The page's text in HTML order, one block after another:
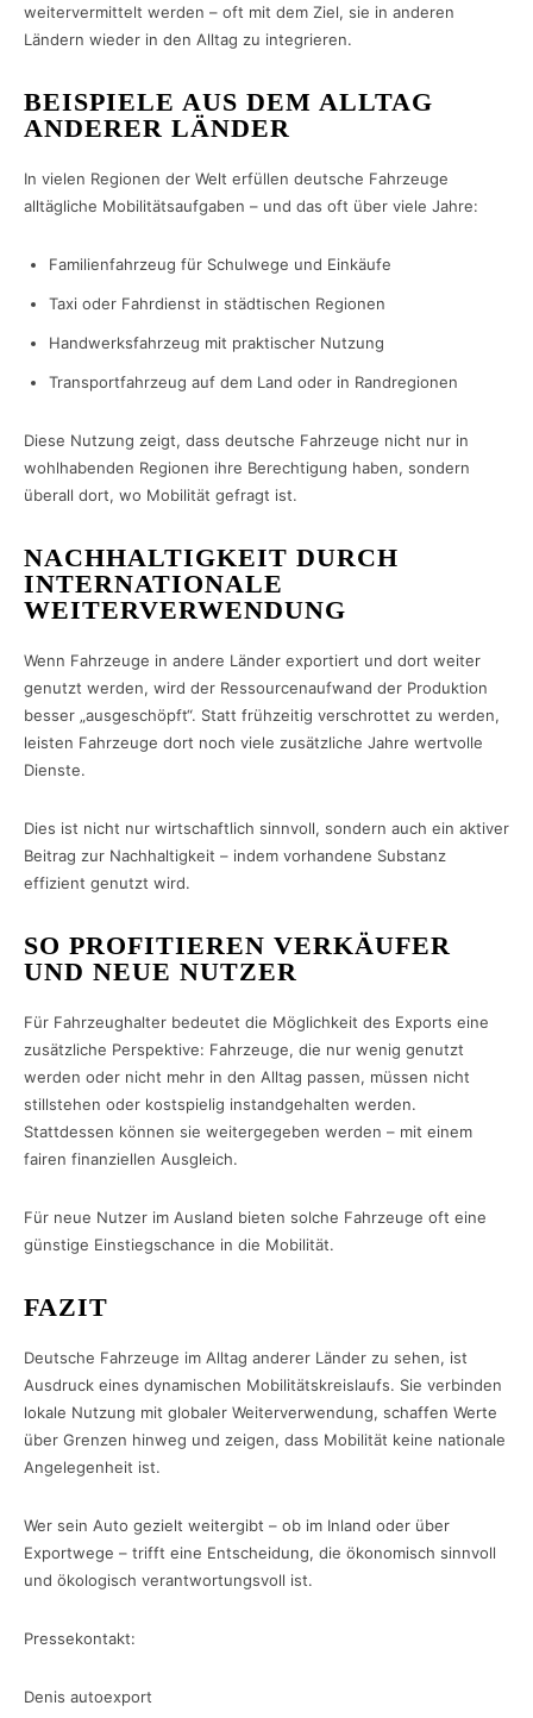
weitervermittelt werden – oft mit dem Ziel, sie in anderen
Ländern wieder in den Alltag zu integrieren.
BEISPIELE AUS DEM ALLTAG
ANDERER LÄNDER
In vielen Regionen der Welt erfüllen deutsche Fahrzeuge
alltägliche Mobilitätsaufgaben – und das oft über viele Jahre:
Familienfahrzeug für Schulwege und Einkäufe
Taxi oder Fahrdienst in städtischen Regionen
Handwerksfahrzeug mit praktischer Nutzung
Transportfahrzeug auf dem Land oder in Randregionen
Diese Nutzung zeigt, dass deutsche Fahrzeuge nicht nur in
wohlhabenden Regionen ihre Berechtigung haben, sondern
überall dort, wo Mobilität gefragt ist.
NACHHALTIGKEIT DURCH
INTERNATIONALE
WEITERVERWENDUNG
Wenn Fahrzeuge in andere Länder exportiert und dort weiter
genutzt werden, wird der Ressourcenaufwand der Produktion
besser „ausgeschöpft“. Statt frühzeitig verschrottet zu werden,
leisten Fahrzeuge dort noch viele zusätzliche Jahre wertvolle
Dienste.
Dies ist nicht nur wirtschaftlich sinnvoll, sondern auch ein aktiver
Beitrag zur Nachhaltigkeit – indem vorhandene Substanz
effizient genutzt wird.
SO PROFITIEREN VERKÄUFER
UND NEUE NUTZER
Für Fahrzeughalter bedeutet die Möglichkeit des Exports eine
zusätzliche Perspektive: Fahrzeuge, die nur wenig genutzt
werden oder nicht mehr in den Alltag passen, müssen nicht
stillstehen oder kostspielig instandgehalten werden.
Stattdessen können sie weitergegeben werden – mit einem
fairen finanziellen Ausgleich.
Für neue Nutzer im Ausland bieten solche Fahrzeuge oft eine
günstige Einstiegschance in die Mobilität.
FAZIT
Deutsche Fahrzeuge im Alltag anderer Länder zu sehen, ist
Ausdruck eines dynamischen Mobilitätskreislaufs. Sie verbinden
lokale Nutzung mit globaler Weiterverwendung, schaffen Werte
über Grenzen hinweg und zeigen, dass Mobilität keine nationale
Angelegenheit ist.
Wer sein Auto gezielt weitergibt – ob im Inland oder über
Exportwege – trifft eine Entscheidung, die ökonomisch sinnvoll
und ökologisch verantwortungsvoll ist.
Pressekontakt:
Denis autoexport